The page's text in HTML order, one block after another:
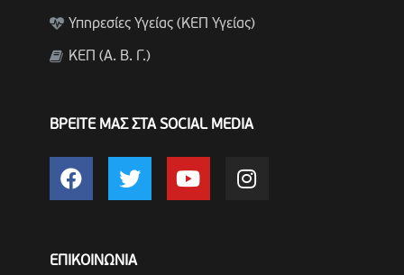
Υπηρεσίες Υγείας (ΚΕΠ Υγείας)
ΚΕΠ (Α. Β. Γ.)
ΒΡΕΙΤΕ ΜΑΣ ΣΤΑ SOCIAL MEDIA
ΕΠΙΚΟΙΝΩΝΙΑ